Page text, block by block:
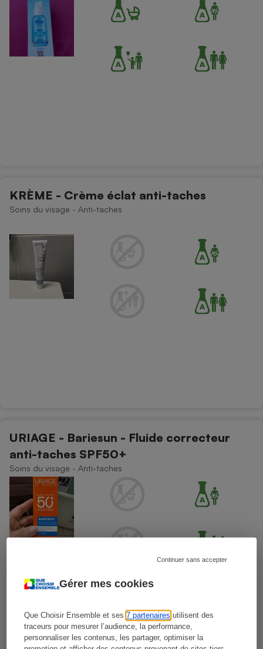
Gérer mes cookies
Que Choisir Ensemble et ses7 partenaires utilisent des
traceurs pour mesurer l’audience, la performance,
personnaliser les contenus, les partager, optimiser la
Continuer sans accepter
KRÈME - Crème éclat anti-taches
Soins du visage - Anti-taches
URIAGE - Bariesun - Fluide correcteur
anti-taches SPF50+
Soins du visage - Anti-taches